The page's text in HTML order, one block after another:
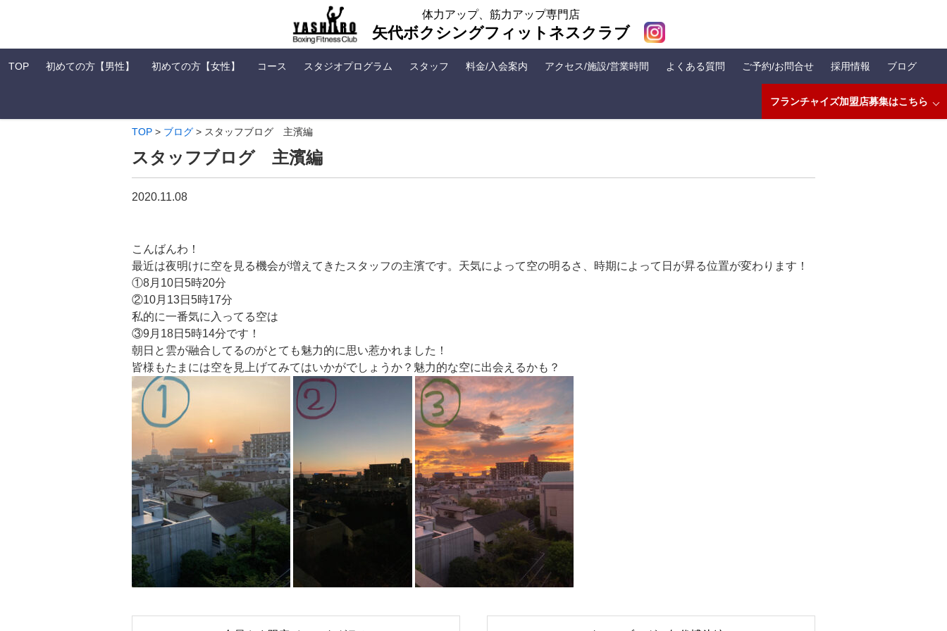
体力アップ、筋力アップ専門店
矢代ボクシングフィットネスクラブ
TOP 初めての方【男性】 初めての方【女性】 コース スタジオプログラム スタッフ 料金/入会案内 アクセス/施設/営業時間 よくある質問 ご予約/お問合せ 採用情報 ブログ
フランチャイズ加盟店募集はこちら
TOP > ブログ > スタッフブログ 主濱編
スタッフブログ 主濱編
2020.11.08
こんばんわ！
最近は夜明けに空を見る機会が増えてきたスタッフの主濱です。天気によって空の明るさ、時期によって日が昇る位置が変わります！
①8月10日5時20分
②10月13日5時17分
私的に一番気に入ってる空は
③9月18日5時14分です！
朝日と雲が融合してるのがとても魅力的に思い惹かれました！
皆様もたまには空を見上げてみてはいかがでしょうか？魅力的な空に出会えるかも？